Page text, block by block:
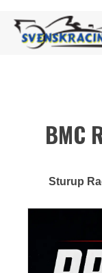
BMC
Sturup